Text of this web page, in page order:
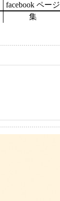
facebook ページ
集